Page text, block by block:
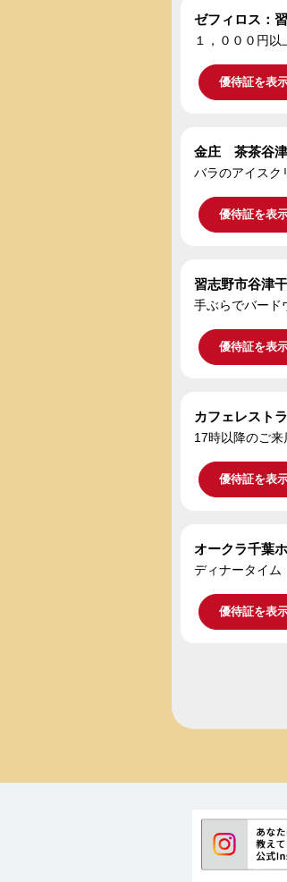
ゼフィロス：
１，０００円以
優待証を表
金庄 茶茶谷
バラのアイス
優待証を表
習志野市谷津
手ぶらでバード
優待証を表
カフェレスト
17時以降のご来
優待証を表
オークラ千葉
ディナータイ
優待証を表